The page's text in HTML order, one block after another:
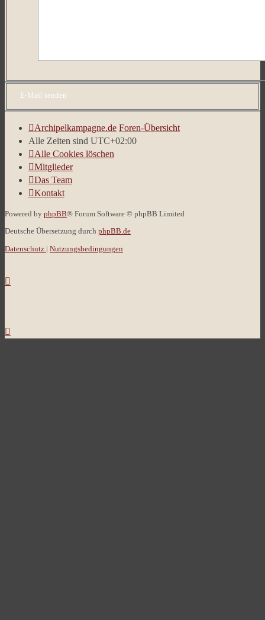
Archipelkampagne.de Foren-Übersicht
Alle Zeiten sind UTC+02:00
Alle Cookies löschen
Mitglieder
Das Team
Kontakt
Powered by phpBB® Forum Software © phpBB Limited
Deutsche Übersetzung durch phpBB.de
Datenschutz Nutzungsbedingungen